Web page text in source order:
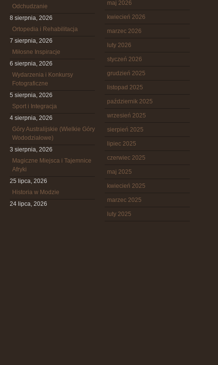
Odchudzanie
8 sierpnia, 2026
Ortopedia i Rehabilitacja
7 sierpnia, 2026
Miłosne Inspiracje
6 sierpnia, 2026
Wydarzenia i Konkursy
Fotograficzne
5 sierpnia, 2026
Sport i Integracja
4 sierpnia, 2026
Góry Australijskie (Wielkie Góry
Wododziałowe)
3 sierpnia, 2026
Magiczne Miejsca i Tajemnice
Afryki
25 lipca, 2026
Historia w Modzie
24 lipca, 2026
maj 2026
kwiecień 2026
marzec 2026
luty 2026
styczeń 2026
grudzień 2025
listopad 2025
październik 2025
wrzesień 2025
sierpień 2025
lipiec 2025
czerwiec 2025
maj 2025
kwiecień 2025
marzec 2025
luty 2025